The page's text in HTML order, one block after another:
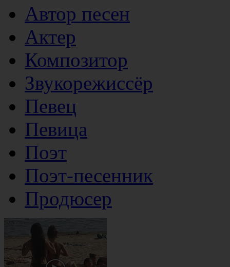
Автор песен
Актер
Композитор
Звукорежиссёр
Певец
Певица
Поэт
Поэт-песенник
Продюсер